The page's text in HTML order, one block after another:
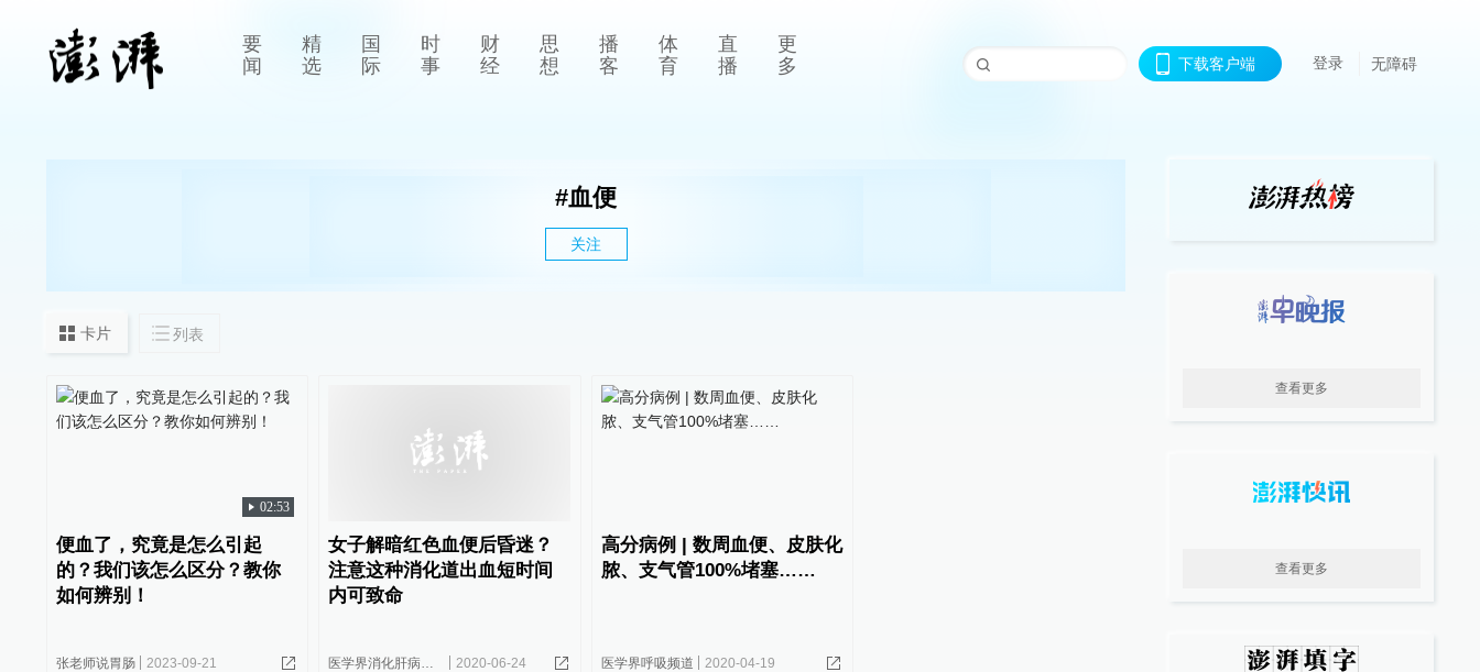
要
闻
精
选
国
际
时
事
财
经
思
想
播
客
体
育
直
播
更
多
下载客户端 登录 无障碍
#血便
关注
卡片 列表
02:53
便血了，究竟是怎么引起
的？我们该怎么区分？教你
如何辨别！
张老师说胃肠 2023-09-21
女子解暗红色血便后昏迷？
注意这种消化道出血短时间
内可致命
医学界消化肝病频道 2020-06-24
高分病例 | 数周血便、皮肤化
脓、支气管100%堵塞……
医学界呼吸频道 2020-04-19
查看更多
查看更多